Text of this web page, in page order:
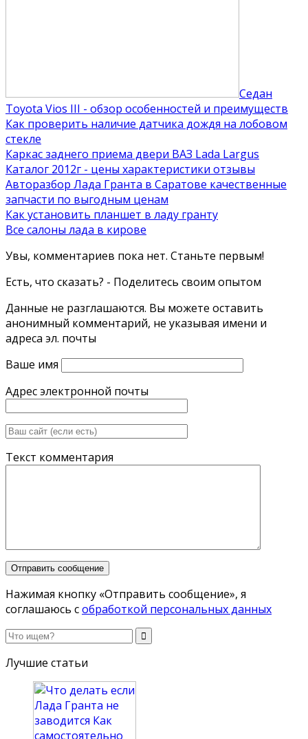
Седан
Toyota Vios III - обзор особенностей и преимуществ
Как проверить наличие датчика дождя на лобовом
стекле
Каркас заднего приема двери ВАЗ Lada Largus
Каталог 2012г - цены характеристики отзывы
Авторазбор Лада Гранта в Саратове качественные
запчасти по выгодным ценам
Как установить планшет в ладу гранту
Все салоны лада в кирове
Увы, комментариев пока нет. Станьте первым!
Есть, что сказать? - Поделитесь своим опытом
Данные не разглашаются. Вы можете оставить
анонимный комментарий, не указывая имени и
адреса эл. почты
Ваше имя
Адрес электронной почты
Текст комментария
Нажимая кнопку «Отправить сообщение», я
соглашаюсь собработкой персональных данных
Лучшие статьи